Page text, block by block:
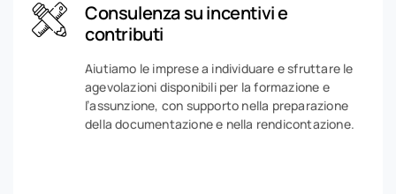
Consulenza su incentivi e
contributi
Aiutiamo le imprese a individuare e sfruttare le
agevolazioni disponibili per la formazione e
l’assunzione, con supporto nella preparazione
della documentazione e nella rendicontazione.